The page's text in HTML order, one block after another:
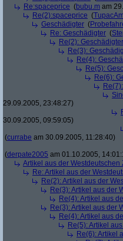
Re:spaceprice (bubu.m am
Re(2):spaceprice (
Geschädigter (
Re: Geschädigter (
Re(2): Geschädigter
Re(3):
Re(4):
Re(5):
Re(6):
29.09.2005, 23:48:27)
30.09.2005, 09:59:05)
(currabe am 30.09.2005, 11:28:40)
(derpate2005 am 01.10.2005,
Artikel aus der Westdeutschen
Re: Artikel aus der
Re(2): Artikel aus der
Re(3): Artikel aus der
Re(4): Artikel aus
Re(3): Artikel aus der
Re(4): Artikel aus
Re(5): Artikel
Re(6): Artikel